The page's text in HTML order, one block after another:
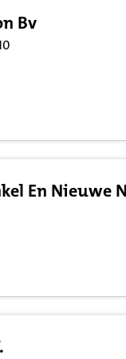
Bv
En Nieuwe